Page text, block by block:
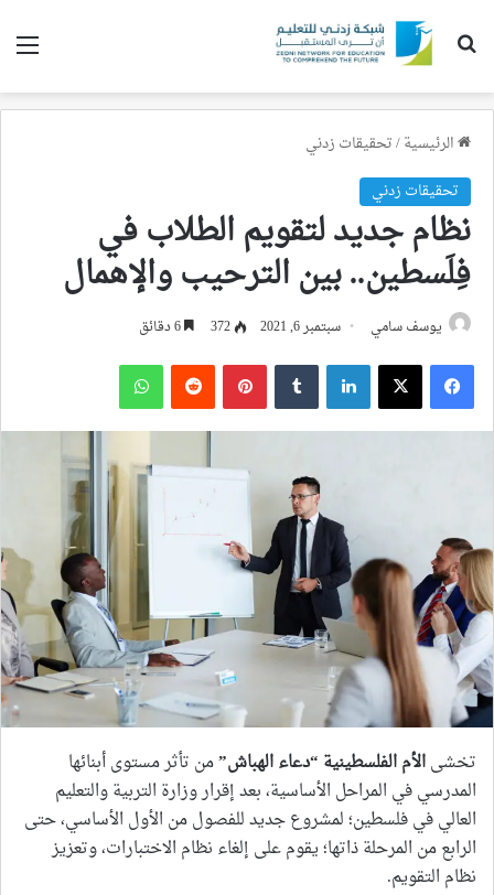
بحث عن
الرئيسية/تحقيقات زدني
تحقيقات زدني
نظام جديد لتقويم الطلاب في
فِلَسطين.. بين الترحيب والإهمال
يوسف سامي سبتمبر 6, 2021 372
فيسبوك ‫X لينكدإن بينتيريست واتساب
تخشىالأم الفلسطينية “دعاء الهباش”من تأثر مستوى أبنائها
المدرسي في المراحل الأساسية، بعد إقرار وزارة التربية والتعليم
العالي في فلسطين؛ لمشروع جديد للفصول من الأول الأساسي، حتى
الرابع من المرحلة ذاتها؛ يقوم على إلغاء نظام الاختبارات، وتعزيز
نظام التقويم.